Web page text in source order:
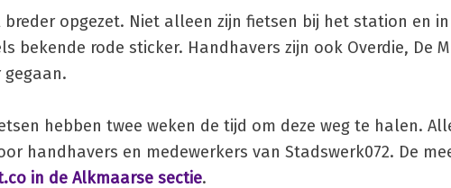
breder opgezet. Niet alleen zijn fietsen bij het station en
bekende rode sticker. Handhavers zijn ook Overdie, De
gegaan.
hebben twee weken de tijd om deze weg te halen.
handhavers en medewerkers van Stadswerk072. De
in de Alkmaarse sectie.